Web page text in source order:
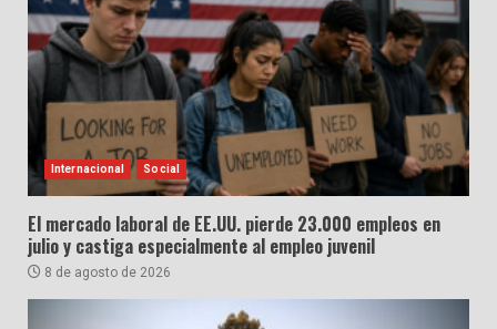
Internacional Social
El mercado laboral de EE.UU. pierde 23.000 empleos en
julio y castiga especialmente al empleo juvenil
8 de agosto de 2026